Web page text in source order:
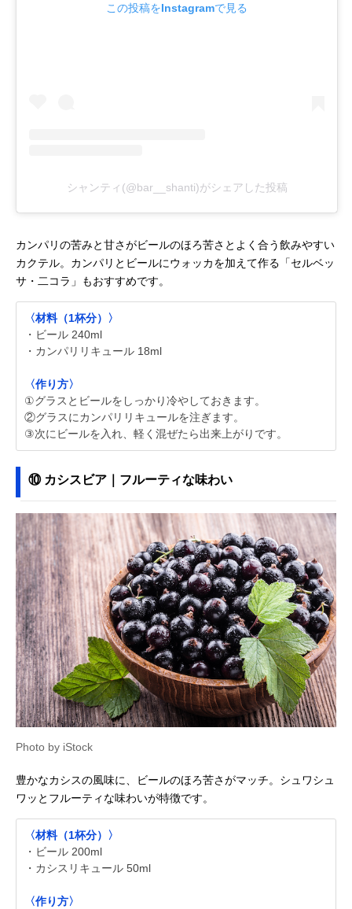
この投稿をInstagramで見る
シャンティ(@bar__shanti)がシェアした投稿
カンパリの苦みと甘さがビールのほろ苦さとよく合う飲みやすい
カクテル。カンパリとビールにウォッカを加えて作る「セルベッ
サ・二コラ」もおすすめです。
〈材料（1杯分）〉
・ビール 240ml
・カンパリリキュール 18ml
〈作り方〉
①グラスとビールをしっかり冷やしておきます。
②グラスにカンパリリキュールを注ぎます。
③次にビールを入れ、軽く混ぜたら出来上がりです。
⑩ カシスビア｜フルーティな味わい
Photo by iStock
豊かなカシスの風味に、ビールのほろ苦さがマッチ。シュワシュ
ワッとフルーティな味わいが特徴です。
〈材料（1杯分）〉
・ビール 200ml
・カシスリキュール 50ml
〈作り方〉